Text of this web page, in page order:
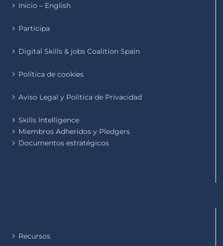
Inicio – English
Participa
Digital Skills & jobs Coalition Spain
Política de cookies
Aviso Legal y Política de Privacidad
Skills Intelligence
Miembros Adheridos y Pledgers
Documentos estratégicos
Recursos